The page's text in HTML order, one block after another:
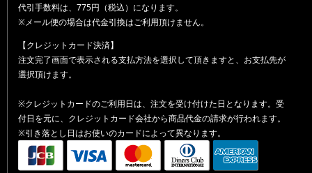
代引手数料は、775円（税込）になります。
※メール便の場合は代金引換はご利用頂けません。
【クレジットカード決済】
注文完了画面で表示される支払方法を選択して頂きますと、お支払先が
選択頂けます。
※クレジットカードのご利用日は、注文を受け付けた日となります。受
付日を元に、クレジットカード会社から商品代金の請求が行われます。
※引き落とし日はお使いのカードによって異なります。